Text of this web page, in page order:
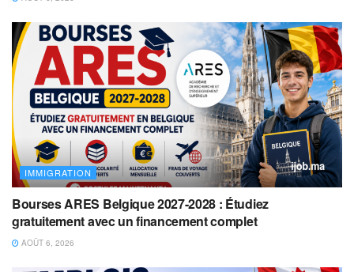
IMMIGRATION
Bourses ARES Belgique 2027-2028 : Étudiez
gratuitement avec un financement complet
AOÛT 6, 2026